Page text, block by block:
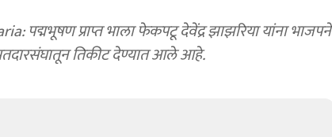
प्राप्त भाला फेकपटू देवेंद्र झाझरिया यांना भाजपने
तिकीट देण्यात आले आहे.